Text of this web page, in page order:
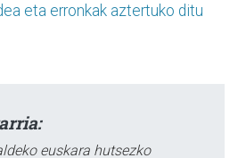
eta erronkak aztertuko ditu
euskara hutsezko